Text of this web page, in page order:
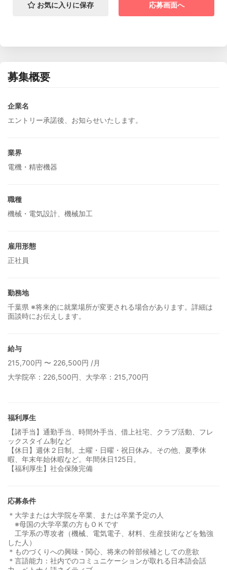
お気に入りに保存 応募画面へ
募集概要
企業名
エントリー承諾後、お知らせいたします。
業界
電機・精密機器
職種
機械・電気設計、機械加工
雇用形態
正社員
勤務地
千葉県 ※将来的に就業場所が変更される場合があります。詳細は
面談時にお伝えします。
給与
215,700円 〜 226,500円 /月
大学院卒：226,500円、大学卒：215,700円
福利厚生
【諸手当】通勤手当、時間外手当、借上社宅、クラブ活動、フレ
ックスタイム制など
【休日】週休２日制。土曜・日曜・祝日休み。その他、夏季休
暇、年末年始休暇など。年間休日125日。
【福利厚生】社会保険完備
応募条件
＊大学または大学院を卒業、または卒業予定の人
※母国の大学卒業の方もＯＫです
工学系の専攻者（機械、電気電子、材料、生産技術などを勉強
した人）
＊ものづくりへの興味・関心、将来の幹部候補としての意欲
＊言語能力：社内でのコミュニケーションが取れる日本語会話